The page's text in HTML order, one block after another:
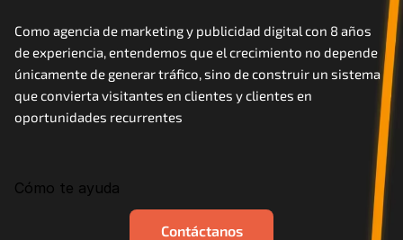
Contáctanos
Join
Events
Como agencia de marketing y publicidad digital con 8 años
de experiencia, entendemos que el crecimiento no depende
únicamente de generar tráfico, sino de construir un sistema
que convierta visitantes en clientes y clientes en
oportunidades recurrentes
Cómo te ayuda
Contáctanos